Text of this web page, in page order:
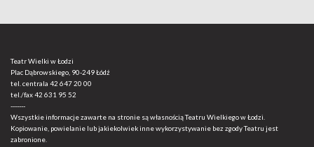
Teatr Wielki w Łodzi
Plac Dąbrowskiego, 90-249 Łódź
tel. centrala 42 647 20 00
tel./fax42 631 95 52
-------
Wszystkie informacje zawarte na stronie są własnością Teatru Wielkiego w Łodzi.
Kopiowanie, powielanie lub jakiekolwiek inne wykorzystywanie bez zgody Teatru jest
zabronione.